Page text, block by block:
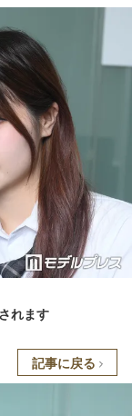
れます
記事に戻る